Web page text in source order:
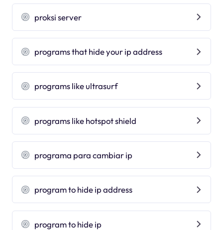
proksi server
programs that hide your ip address
programs like ultrasurf
programs like hotspot shield
programa para cambiar ip
program to hide ip address
program to hide ip